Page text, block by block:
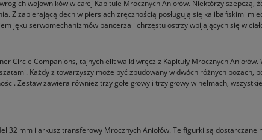
wojowników w całej Kapitule Mrocznych Aniołów. Niektórzy szepczą,
Z zapierającą dech w piersiach zręcznością posługują się kalibańskimi
jęku serwomechanizmów pancerza i chrzęstu ostrzy wbijających się w
Circle Companions, tajnych elit walki wręcz z Kapituły Mrocznych
Każdy z towarzyszy może być zbudowany w dwóch różnych
Zestaw zawiera również trzy gołe głowy i trzy głowy w hełmach,
32 mm i arkusz transferowy Mrocznych Aniołów. Te figurki są